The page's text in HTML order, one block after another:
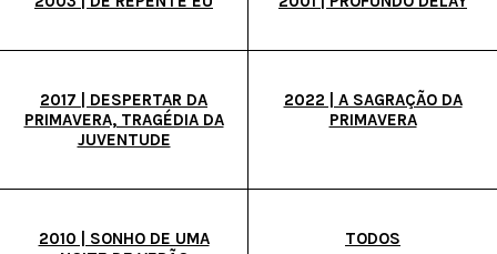
2017 | DESPERTAR DA
PRIMAVERA, TRAGÉDIA DA
JUVENTUDE
2022 | A SAGRAÇÃO DA
PRIMAVERA
2010 | SONHO DE UMA
TODOS